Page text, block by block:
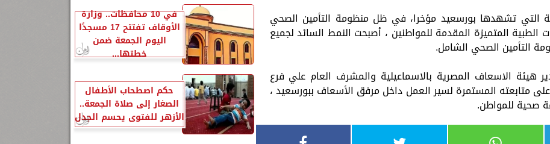
التي تشهدها بورسعيد مؤخرا، في ظل منظومة التأمين الصحي
المتميزة المقدمة للمواطنين ، أصبحت النمط السائد لجميع
التأمين الصحي الشامل.
الاسعاف المصرية بالاسماعيلية والمشرف العام علي فرع
متابعته المستمرة لسير العمل داخل مرفق الأسعاف ببورسعيد ،
صحية للمواطن.
في 10 محافظات.. وزارة
الأوقاف تفتتح 17 مسجدًا
اليوم الجمعة ضمن
خطتها...
حكم اصطحاب الأطفال
الصغار إلى صلاة الجمعة..
الأزهر للفتوى يحسم الجدل